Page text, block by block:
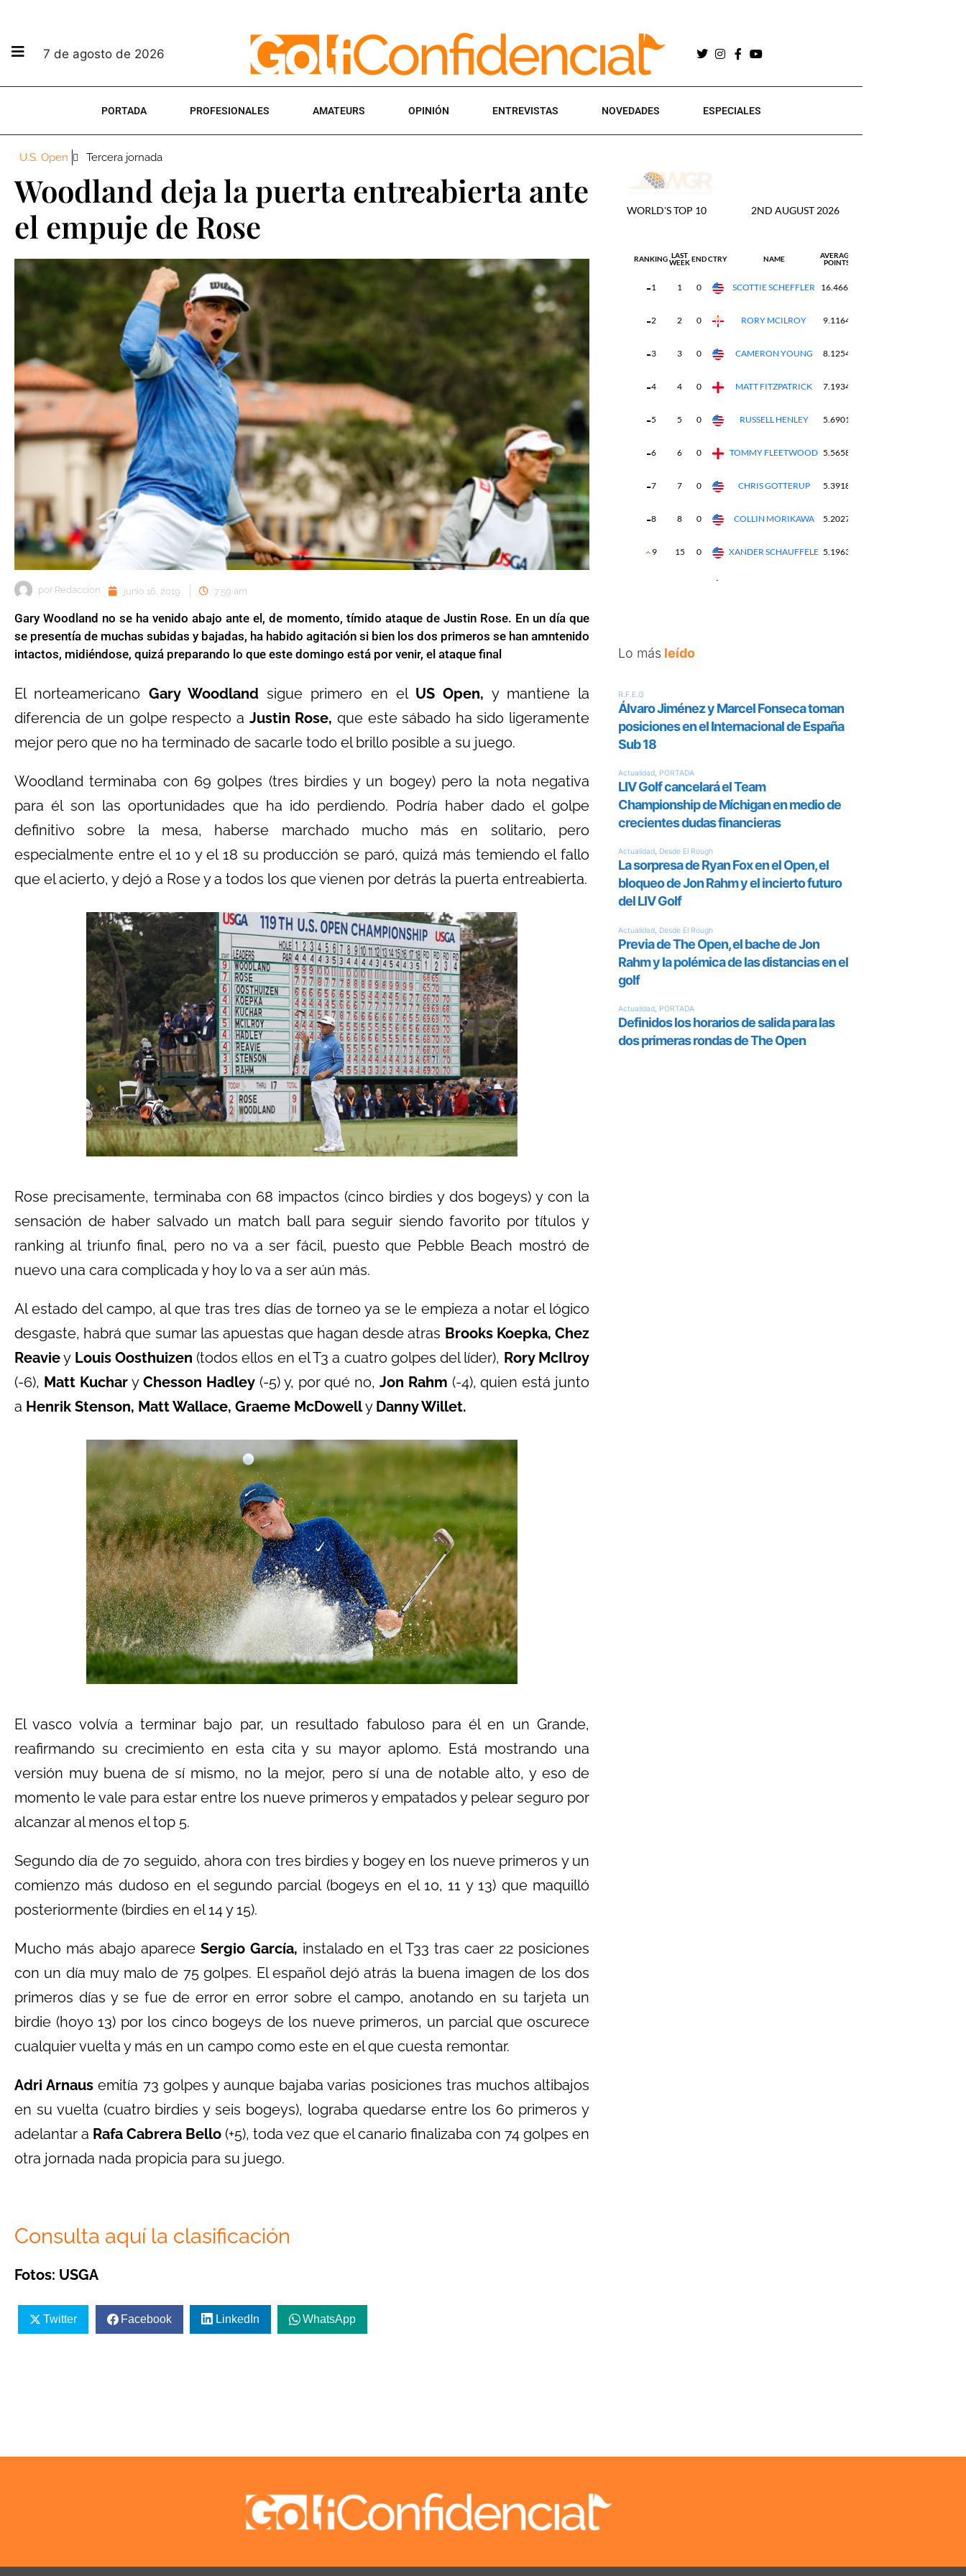
7 de agosto de 2026
PORTADA PROFESIONALES AMATEURS OPINIÓN ENTREVISTAS NOVEDADES ESPECIALES
U.S. Open Tercera jornada
Woodland deja la puerta entreabierta ante
el empuje de Rose
por Redaccion junio 16, 2019 7:59 am
Gary Woodland no se ha venido abajo ante el, de momento, tímido ataque de Justin Rose. En un día que
se presentía de muchas subidas y bajadas, ha habido agitación si bien los dos primeros se han amntenido
intactos, midiéndose, quizá preparando lo que este domingo está por venir, el ataque final
El norteamericano Gary Woodlandsigue primero en el US Open, y mantiene la
diferencia de un golpe respecto a Justin Rose, que este sábado ha sido ligeramente
mejor pero que no ha terminado de sacarle todo el brillo posible a su juego.
Woodland terminaba con 69 golpes (tres birdies y un bogey) pero la nota negativa
para él son las oportunidades que ha ido perdiendo. Podría haber dado el golpe
definitivo sobre la mesa, haberse marchado mucho más en solitario, pero
especialmente entre el 10 y el 18 su producción se paró, quizá más temiendo el fallo
que el acierto, y dejó a Rose y a todos los que vienen por detrás la puerta entreabierta.
Rose precisamente, terminaba con 68 impactos (cinco birdies y dos bogeys) y con la
sensación de haber salvado un match ball para seguir siendo favorito por títulos y
ranking al triunfo final, pero no va a ser fácil, puesto que Pebble Beach mostró de
nuevo una cara complicada y hoy lo va a ser aún más.
Al estado del campo, al que tras tres días de torneo ya se le empieza a notar el lógico
desgaste, habrá que sumar las apuestas que hagan desde atras Brooks Koepka, Chez
Reaviey Louis Oosthuizen (todos ellos en el T3 a cuatro golpes del líder), Rory McIlroy
(-6), Matt KucharyChesson Hadley (-5) y, por qué no, Jon Rahm (-4), quien está junto
a Henrik Stenson, Matt Wallace, Graeme McDowelly Danny Willet.
El vasco volvía a terminar bajo par, un resultado fabuloso para él en un Grande,
reafirmando su crecimiento en esta cita y su mayor aplomo. Está mostrando una
versión muy buena de sí mismo, no la mejor, pero sí una de notable alto, y eso de
momento le vale para estar entre los nueve primeros y empatados y pelear seguro por
alcanzar al menos el top 5.
Segundo día de 70 seguido, ahora con tres birdies y bogey en los nueve primeros y un
comienzo más dudoso en el segundo parcial (bogeys en el 10, 11 y 13) que maquilló
posteriormente (birdies en el 14 y 15).
Mucho más abajo aparece Sergio García, instalado en el T33 tras caer 22 posiciones
con un día muy malo de 75 golpes. El español dejó atrás la buena imagen de los dos
primeros días y se fue de error en error sobre el campo, anotando en su tarjeta un
birdie (hoyo 13) por los cinco bogeys de los nueve primeros, un parcial que oscurece
cualquier vuelta y más en un campo como este en el que cuesta remontar.
Adri Arnaus emitía 73 golpes y aunque bajaba varias posiciones tras muchos altibajos
en su vuelta (cuatro birdies y seis bogeys), lograba quedarse entre los 60 primeros y
adelantar a Rafa Cabrera Bello (+5), toda vez que el canario finalizaba con 74 golpes en
otra jornada nada propicia para su juego.
Consulta aquí la clasificación
Fotos: USGA
Twitter Facebook LinkedIn WhatsApp
Lo más leído